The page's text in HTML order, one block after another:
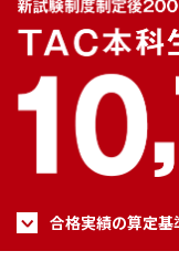
合格実績の算定基